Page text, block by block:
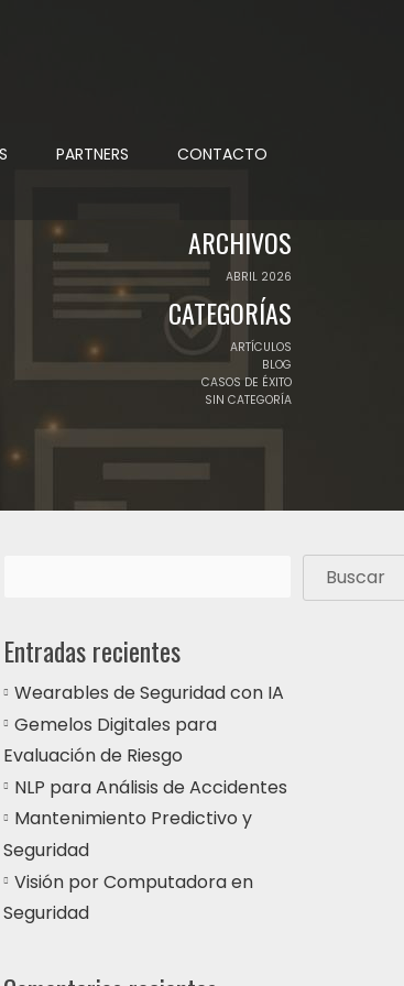
PARTNERS CONTACTO
ARCHIVOS
ABRIL 2026
CATEGORÍAS
ARTÍCULOS
BLOG
CASOS DE ÉXITO
SIN CATEGORÍA
Buscar
Entradas recientes
Wearables de Seguridad con IA
Gemelos Digitales para
Evaluación de Riesgo
NLP para Análisis de Accidentes
Mantenimiento Predictivo y
Seguridad
Visión por Computadora en
Seguridad